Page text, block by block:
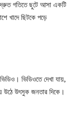
দ্রুত গতিতে ছুটে আসা একটি
খাদে ছিটকে পড়ে
ভিডিওতে দেখা যায়,
উঠে উৎসুক জনতার দিকে।